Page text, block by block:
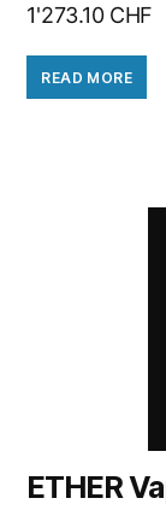
1'273.10 CHF
READ MORE
ETHER